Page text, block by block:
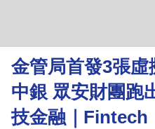
理
財
商
業
金管局首發3張
中銀 眾安財團跑
技金融｜Fintech